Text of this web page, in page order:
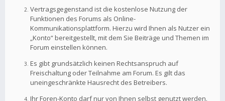
Vertragsgegenstand ist die kostenlose Nutzung der
Funktionen des Forums als Online-
Kommunikationsplattform. Hierzu wird Ihnen als Nutzer ein
„Konto“ bereitgestellt, mit dem Sie Beiträge und Themen im
Forum einstellen können.
Es gibt grundsätzlich keinen Rechtsanspruch auf
Freischaltung oder Teilnahme am Forum. Es gilt das
uneingeschränkte Hausrecht des Betreibers.
Ihr Foren-Konto darf nur von Ihnen selbst genutzt werden.